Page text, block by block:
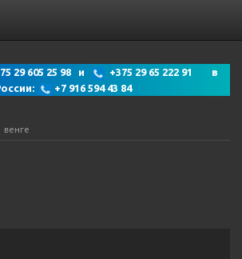
29 605 25 98 и
+375 29 65 222 91 в
+7 916 594 43 84
венге